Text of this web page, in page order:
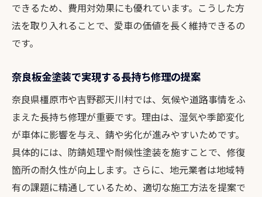
できるため、費用対効果にも優れています。こうした方
法を取り入れることで、愛車の価値を長く維持できるの
です。
奈良板金塗装で実現する長持ち修理の提案
奈良県橿原市や吉野郡天川村では、気候や道路事情をふ
まえた長持ち修理が重要です。理由は、湿気や季節変化
が車体に影響を与え、錆や劣化が進みやすいためです。
具体的には、防錆処理や耐候性塗装を施すことで、修復
箇所の耐久性が向上します。さらに、地元業者は地域特
有の課題に精通しているため、適切な施工方法を提案で